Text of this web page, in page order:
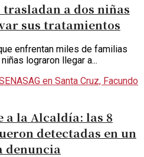
trasladan a dos niñas
sus tratamientos
enfrentan miles de familias
lograron llegar a...
a la Alcaldía: las 8
detectadas en un
denuncia